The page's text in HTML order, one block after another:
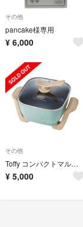
その他
pancake様専用
¥ 6,000
その他
Toffy コンパクトマルチ電気鍋 PALE AQUA K-HP3-PA
¥ 5,000